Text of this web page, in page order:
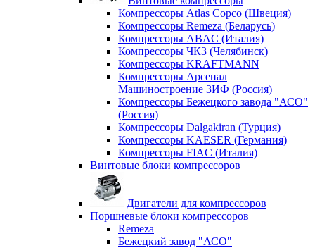
Компрессоры Atlas Copco (Швеция)
Компрессоры Remeza (Беларусь)
Компрессоры ABAC (Италия)
Компрессоры ЧКЗ (Челябинск)
Компрессоры KRAFTMANN
Компрессоры Арсенал
Машиностроение ЗИФ (Россия)
Компрессоры Бежецкого завода "АСО"
(Россия)
Компрессоры Dalgakiran (Турция)
Компрессоры KAESER (Германия)
Компрессоры FIAC (Италия)
Винтовые блоки компрессоров
Двигатели для компрессоров
Поршневые блоки компрессоров
Remeza
Бежецкий завод "АСО"